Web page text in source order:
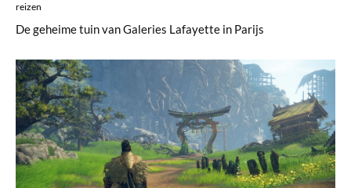
reizen
De geheime tuin van Galeries Lafayette in Parijs